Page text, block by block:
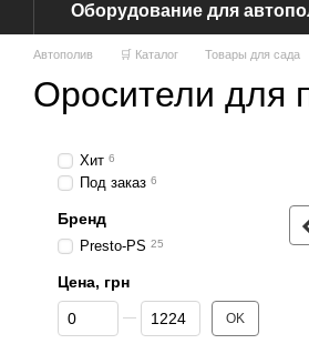
Оборудование для
Автополив 🛒 Каталог Товары для сада
Оросители для
Хит 6
Под заказ 6
Бренд
Presto-PS 25
Цена, грн
От Цена, грн
До Цена, грн OK